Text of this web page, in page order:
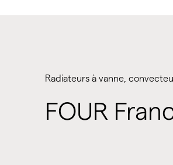
Radiateurs à vanne,
FOUR